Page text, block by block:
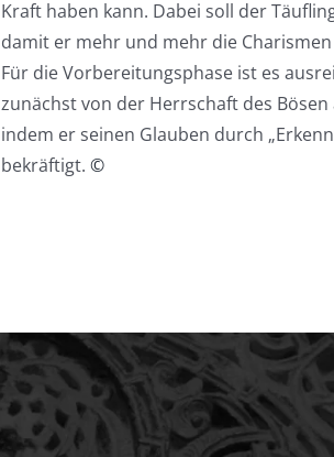
Kraft haben kann. Dabei soll der
damit er mehr und mehr die
Für die Vorbereitungsphase ist es
zunächst von der Herrschaft des
indem er seinen Glauben durch
bekräftigt. ©